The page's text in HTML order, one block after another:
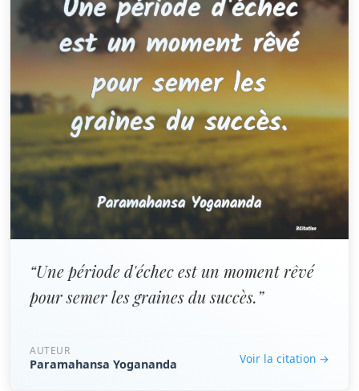
“Une période d'échec est un moment rêvé
pour semer les graines du succès.”
AUTEUR
Paramahansa Yogananda Voir la citation →